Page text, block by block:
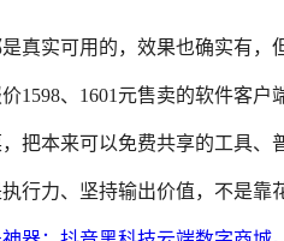
真实可用的，效果也确实有，
1598、1601元售卖的软件客
把本来可以免费共享的工具
行力、坚持输出价值，不是